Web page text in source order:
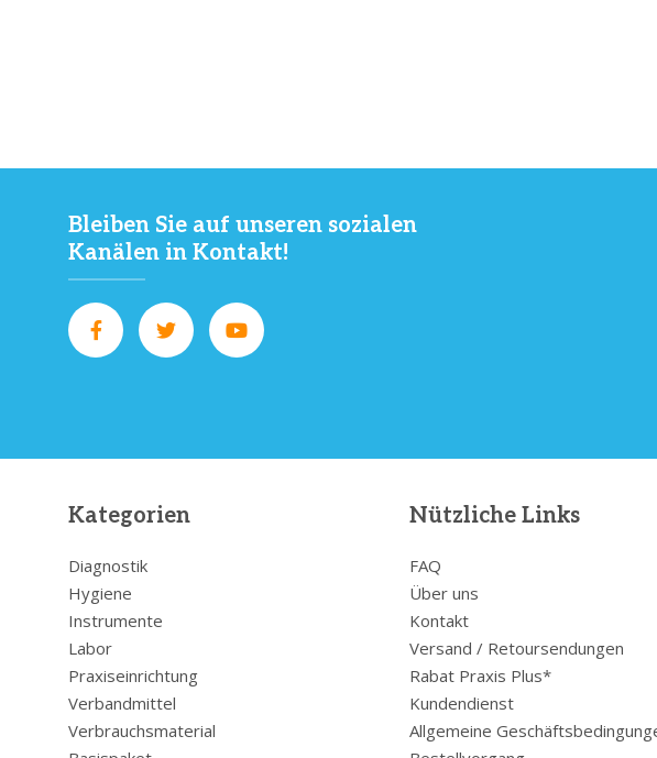
Bleiben Sie auf unseren sozialen
Kanälen in Kontakt!
Kategorien
Diagnostik
Hygiene
Instrumente
Labor
Praxiseinrichtung
Verbandmittel
Verbrauchsmaterial
Nützliche Links
FAQ
Über uns
Kontakt
Versand / Retoursendungen
Rabat Praxis Plus*
Kundendienst
Allgemeine